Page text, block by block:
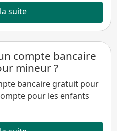
suite
compte bancaire
mineur ?
bancaire gratuit pour
pour les enfants